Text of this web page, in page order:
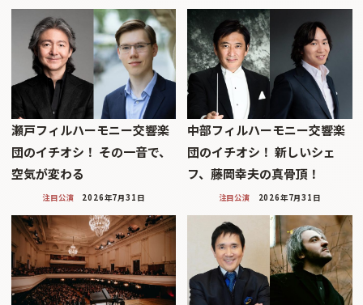
瀬戸フィルハーモニー交響楽
団のイチオシ！ その一音で、
空気が変わる
注目公演 2026年7月31日
中部フィルハーモニー交響楽
団のイチオシ！ 新しいシェ
フ、藤岡幸夫の真骨頂！
注目公演 2026年7月31日